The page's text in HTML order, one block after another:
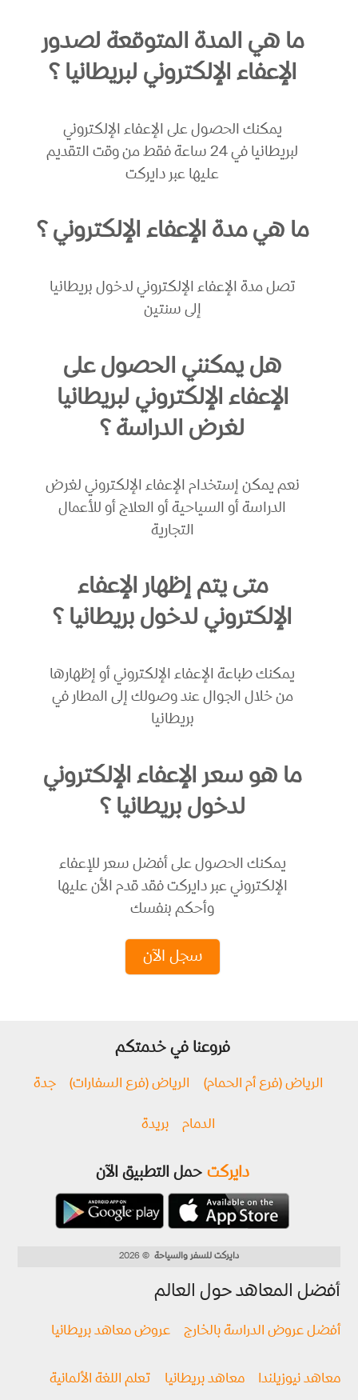
ما هي المدة المتوقعة لصدور
الإعفاء الإلكتروني لبريطانيا ؟
يمكنك الحصول على الإعفاء الإلكتروني
لبريطانيا في 24 ساعة فقط من وقت التقديم
عليها عبر دايركت
ما هي مدة الإعفاء الإلكتروني ؟
تصل مدة الإعفاء الإلكتروني لدخول بريطانيا
إلى سنتين
هل يمكنني الحصول على
الإعفاء الإلكتروني لبريطانيا
لغرض الدراسة ؟
نعم يمكن إستخدام الإعفاء الإلكتروني لغرض
الدراسة أو السياحية أو العلاج أو للأعمال
التجارية
متى يتم إظهار الإعفاء
الإلكتروني لدخول بريطانيا ؟
يمكنك طباعة الإعفاء الإلكتروني أو إظهارها
من خلال الجوال عند وصولك إلى المطار في
بريطانيا
ما هو سعر الإعفاء الإلكتروني
لدخول بريطانيا ؟
يمكنك الحصول على أفضل سعر للإعفاء
الإلكتروني عبر دايركت فقد قدم الأن عليها
وأحكم بنفسك
سجل الآن
فروعنا في خدمتكم
الرياض (فرع أم الحمام) الرياض (فرع السفارات) جدة
الدمام بريدة
دايركتحمل التطبيق الآن
دايركت للسفر والسياحة © 2026
أفضل المعاهد حول العالم
أفضل عروض الدراسة بالخارج عروض معاهد بريطانيا
معاهد نيوزيلندا معاهد بريطانيا تعلم اللغة الألمانية